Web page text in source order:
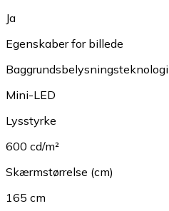
Ja
Egenskaber for billede
Baggrundsbelysningsteknologi
Mini-LED
Lysstyrke
600 cd/m²
Skærmstørrelse (cm)
165 cm